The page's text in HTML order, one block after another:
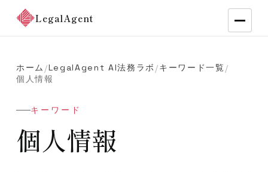
LegalAgent
ホーム /LegalAgent AI法務ラボ /キーワード一覧/
個人情報
キーワード
個人情報